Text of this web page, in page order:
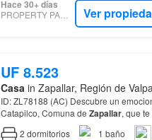
Hace 30+ días
PROPERTY PARTNERS Ver
UF 8.523
Casa in Zapallar, Región de
ID: ZL78188 (AC) Descubre un emocionante proyecto en pleno corazón de El Pangue,
Catapilco, Comuna de Zapallar, que
hermosa parcela cuenta con una
casa
2 dormitorios 1 baño